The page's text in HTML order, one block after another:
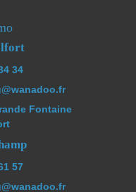
34
Fontaine
57